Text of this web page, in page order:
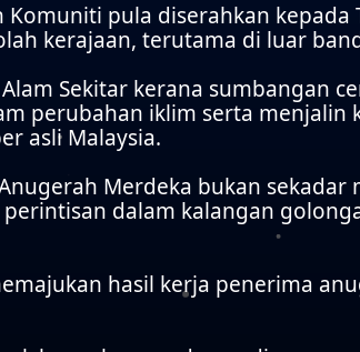
pula diserahkan
kerajaan, terutama di luar
Sekitar kerana sumbangan
perubahan iklim serta
asli Malaysia.
Merdeka bukan
dalam kalangan
hasil kerja penerima